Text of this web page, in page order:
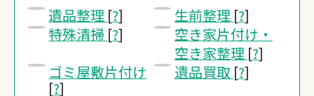
無料・24時間受付
Webで無料見積
遺品整理 [?] 生前整理 [?]
特殊清掃 [?]
空き家片付け・
空き家整理 [?]
ゴミ屋敷片付け
[?]
遺品買取 [?]